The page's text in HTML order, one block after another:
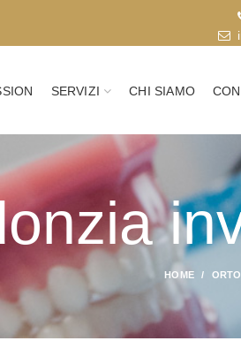
SERVIZI CHI SIAMO
HOME